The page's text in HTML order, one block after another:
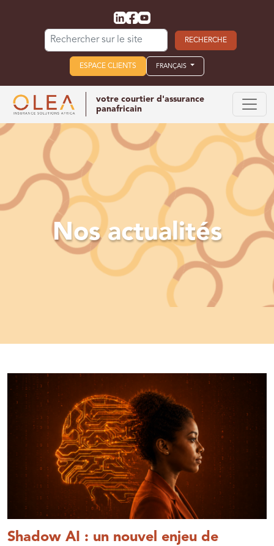
Search for:
ESPACE CLIENTS FRANÇAIS
votre courtier d'assurance
panafricain
Nos actualités
Shadow AI : un nouvel enjeu de